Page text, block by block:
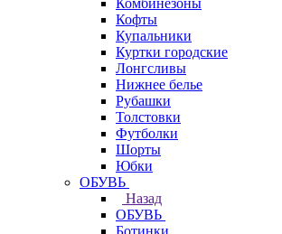
Комбинезоны
Кофты
Купальники
Куртки городские
Лонгсливы
Нижнее белье
Рубашки
Толстовки
Футболки
Шорты
Юбки
ОБУВЬ
Назад
ОБУВЬ
Ботинки